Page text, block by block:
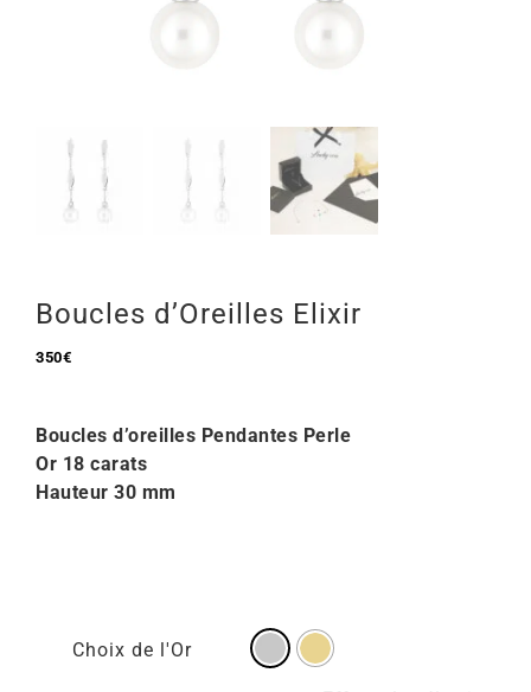
Boucles d’Oreilles Elixir
350€
Boucles d’oreilles Pendantes Perle
Or 18 carats
Hauteur 30 mm
Choix de l'Or